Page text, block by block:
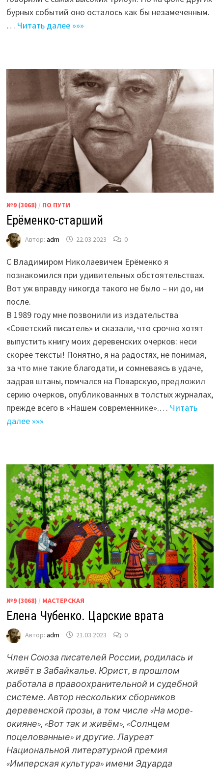
бурных событий оно осталось как бы незамеченным.
… Читать далее »»»
№9 (3068) / ПО ПУТИ
Ерёменко-старший
Автор: adm 22.03.2023 0
С Владимиром Николаевичем Ерёменко я
познакомился при удивительных обстоятельствах.
Вот уж вправду никогда такого не было – ни до, ни
после.
В 1989 году мне позвонили из издательства
«Советский писатель» и сказали, что срочно хотят
выпустить книгу моих деревенских очерков: неси
скорее тексты! Понятно, я на радостях, не понимая,
за что мне такие благодати, и сомневаясь в удаче,
задрав штаны, помчался на Поварскую, предложил
серию очерков, опубликованных в толстых журналах,
прежде всего в «Нашем современнике».… Читать
далее »»»
№9 (3068) / МАСТЕРСКАЯ
Елена Чубенко. Царские врата
Автор: adm 21.03.2023 0
Член Союза писателей России, родилась и
живёт в Забайкалье. Юрист, в прошлом
работала в правоохранительной и судебной
системе. Автор нескольких сборников
деревенской прозы, в том числе «На море-
окияне», «Вот так и живём», «Солнцем
поцелованные» и другие. Лауреат
Национальной литературной премия
«Имперская культура» имени Эдуарда